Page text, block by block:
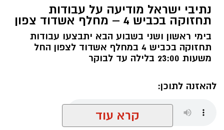
חברת נמל אשדוד מפרסמת את דוח האחריות
התאגידית לשנת 2025, המציג את פעילות החברה
בשנה שהתאפיינה באתגרים ביטחוניים, תפעוליים
וכלכליים מתמשכים.
הדוח מתמקד בשמירה על רציפות תפקודית של
התפעולי והביטחוני, קידום חדשנות בין-לאומית,
פיתוח ההון האנושי והרחבת פעילות קשרי
נתיבי ישראל מודיעה על עבודות
תחזוקה בכביש 4 – מחלף אשדוד צפון
בימי ראשון ושני בשבוע הבא יתבצעו עבודות
תחזוקה בכביש 4 במחלף אשדוד לצפון החל
משעות 23:00 בלילה עד לבוקר
להאזנה לתוכן:
קרא עוד